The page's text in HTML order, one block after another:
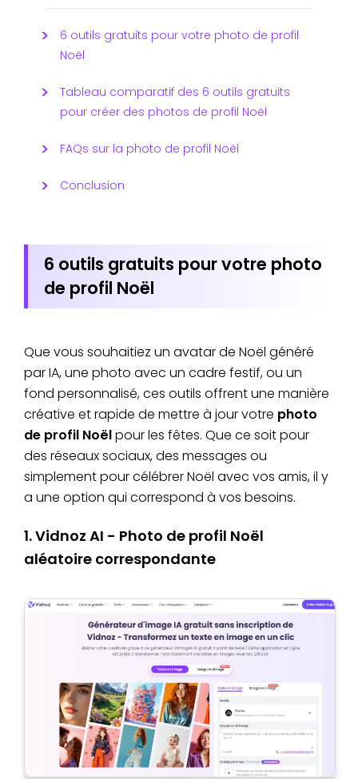
6 outils gratuits pour votre photo de profil
Noël
Tableau comparatif des 6 outils gratuits
pour créer des photos de profil Noël
FAQs sur la photo de profil Noël
Conclusion
6 outils gratuits pour votre photo
de profil Noël
Que vous souhaitiez un avatar de Noël généré
par IA, une photo avec un cadre festif, ou un
fond personnalisé, ces outils offrent une manière
créative et rapide de mettre à jour votre photo
de profil Noëlpour les fêtes. Que ce soit pour
des réseaux sociaux, des messages ou
simplement pour célébrer Noël avec vos amis, il y
a une option qui correspond à vos besoins.
1. Vidnoz AI - Photo de profil Noël
aléatoire correspondante